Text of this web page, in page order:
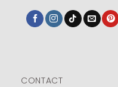
CONTACT